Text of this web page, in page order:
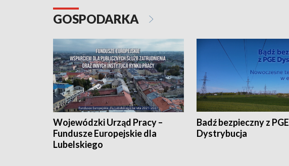
GOSPODARKA
Wojewódzki Urząd Pracy –
Fundusze Europejskie dla
Lubelskiego
Badź bezpieczny z PGE
Dystrybucja